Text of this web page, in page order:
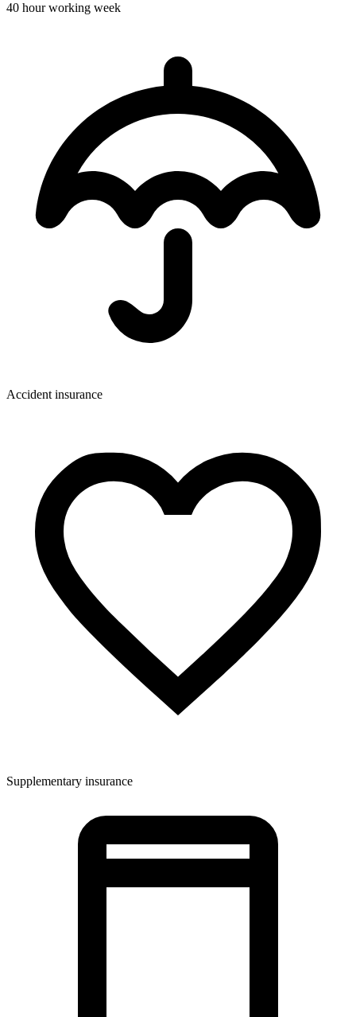
40 hour working week
Accident insurance
Supplementary insurance